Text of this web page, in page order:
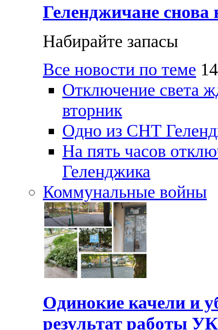
Геленджичане снова
Набирайте запасы
Все новости по теме
Отключение света
вторник
Одно из СНТ
На пять часов
Геленджика
Коммунальные войны
Одинокие качели и
результат работы